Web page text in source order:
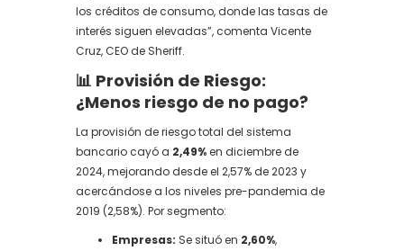
los créditos de consumo, donde las tasas de
interés siguen elevadas”, comenta Vicente
Cruz, CEO de Sheriff.
📊 Provisión de Riesgo:
¿Menos riesgo de no pago?
La provisión de riesgo total del sistema
bancario cayó a 2,49%en diciembre de
2024, mejorando desde el 2,57% de 2023 y
acercándose a los niveles pre-pandemia de
2019 (2,58%). Por segmento:
Empresas: Se situó en 2,60%,